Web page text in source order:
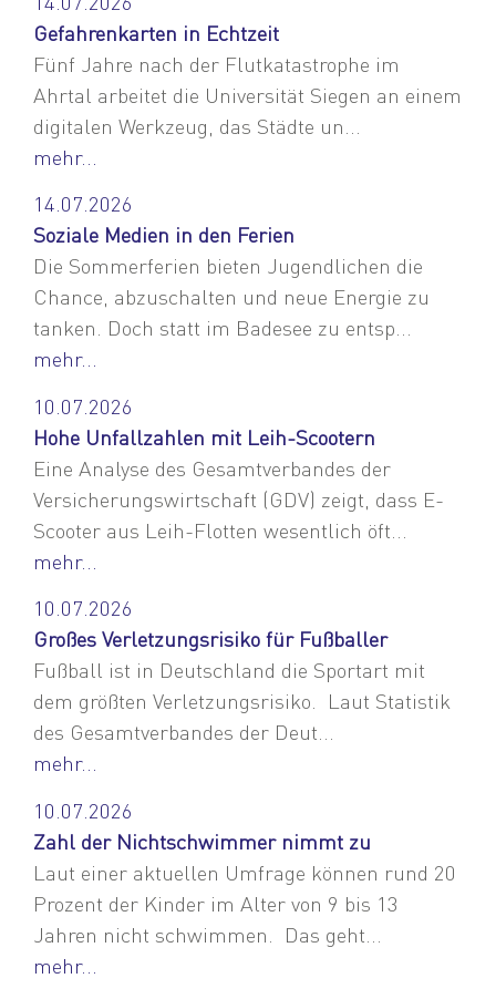
Gefahrenkarten in Echtzeit
Fünf Jahre nach der Flutkatastrophe im
Ahrtal arbeitet die Universität Siegen an einem
digitalen Werkzeug, das Städte un...
mehr...
14.07.2026
Soziale Medien in den Ferien
Die Sommerferien bieten Jugendlichen die
Chance, abzuschalten und neue Energie zu
tanken. Doch statt im Badesee zu entsp...
mehr...
10.07.2026
Hohe Unfallzahlen mit Leih-Scootern
Eine Analyse des Gesamtverbandes der
Versicherungswirtschaft (GDV) zeigt, dass E-
Scooter aus Leih-Flotten wesentlich öft...
mehr...
10.07.2026
Großes Verletzungsrisiko für Fußballer
Fußball ist in Deutschland die Sportart mit
dem größten Verletzungsrisiko. Laut Statistik
des Gesamtverbandes der Deut...
mehr...
10.07.2026
Zahl der Nichtschwimmer nimmt zu
Laut einer aktuellen Umfrage können rund 20
Prozent der Kinder im Alter von 9 bis 13
Jahren nicht schwimmen. Das geht...
mehr...